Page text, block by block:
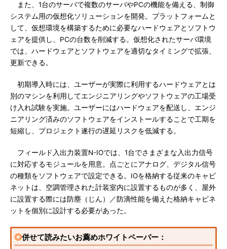
また、1台のサーバで複数のサーバやPCの機能を備える、制御
システム用の仮想化ソリューションを開発。プラットフォームと
して、仮想環境を構築するために必要なハードウェアとソフトウ
ェアを提供し、PCの台数を削減する。仮想化されたサーバ環境
では、ハードウェアとソフトウェアを適切なタイミングで拡張、
更新できる。
初期導入時には、ユーザーが実際に利用するハードウェアとは
別のマシンを利用してエンジニアリングやソフトウェアの工場受
け入れ試験を実施。ユーザーにはハードウェアを配送し、エンジ
ニアリング済みのソフトウェアをインストールすることで工期を
短縮し、プロジェクト遂行の遅延リスクを低減する。
フィールド入出力装置N-IOでは、1台でさまざまな入出力信号
に対応するモジュールを用意。点ごとにアナログ、デジタル信号
の種類をソフトウェアで設定できる。IOを格納する従来のキャビ
ネットは、空調管理された計装室内に設置するものが多く、屋外
に設置する際には防塵（じん）／防滴性能を備えた格納キャビネ
ットを個別に設計する必要があった。
◎併せて読みたいお薦めホワイトペーパー：